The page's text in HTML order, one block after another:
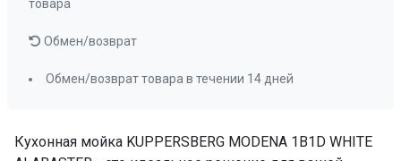
Кухонная мойка KUPPERSBERG MODENA 1B1D WHITE
товара
Обмен/возврат
Обмен/возврат товара в течении 14 дней